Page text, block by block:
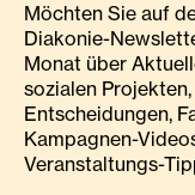
Möchten Sie auf
Diakonie-
Monat über
sozialen
Entscheidungen,
Kampagnen-
Veranstaltungs-